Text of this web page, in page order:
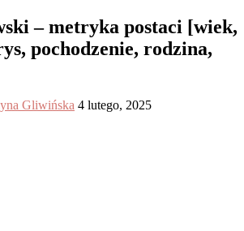
– metryka postaci [wiek,
pochodzenie, rodzina,
Gliwińska 4 lutego, 2025